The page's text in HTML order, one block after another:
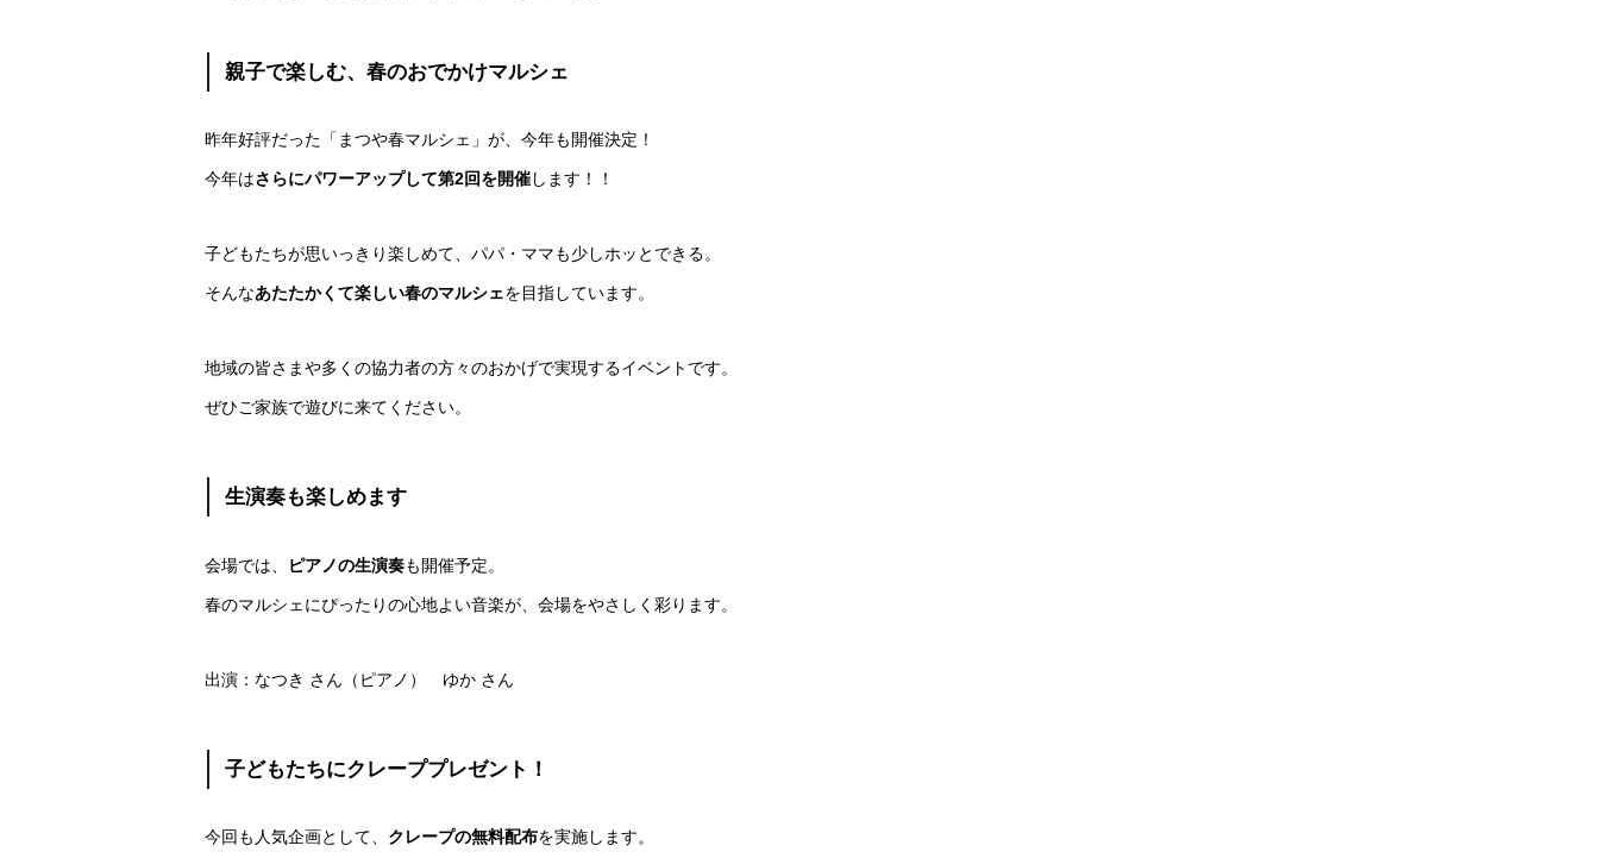
親子で楽しむ、春のおでかけマルシェ
昨年好評だった「まつや春マルシェ」が、今年も開催決定！
今年はさらにパワーアップして第2回を開催します！！
子どもたちが思いっきり楽しめて、パパ・ママも少しホッとできる。
そんなあたたかくて楽しい春のマルシェを目指しています。
地域の皆さまや多くの協力者の方々のおかげで実現するイベントです。
ぜひご家族で遊びに来てください。
生演奏も楽しめます
会場では、 ピアノの生演奏も開催予定。
春のマルシェにぴったりの心地よい音楽が、会場をやさしく彩ります。
出演：なつき さん（ピアノ） ゆか さん
子どもたちにクレーププレゼント！
今回も人気企画として、 クレープの無料配布を実施します。